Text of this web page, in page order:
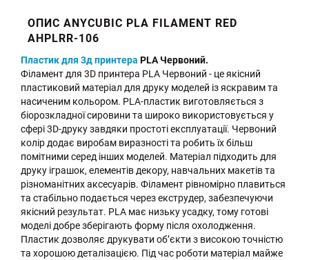
ОПИС ANYCUBIC PLA FILAMENT RED
AHPLRR-106
Пластик для 3д принтера PLA Червоний.
Філамент для 3D принтера PLA Червоний - це якісний
пластиковий матеріал для друку моделей із яскравим та
насиченим кольором. PLA-пластик виготовляється з
біорозкладної сировини та широко використовується у
сфері 3D-друку завдяки простоті експлуатації. Червоний
колір додає виробам виразності та робить їх більш
помітними серед інших моделей. Матеріал підходить для
друку іграшок, елементів декору, навчальних макетів та
різноманітних аксесуарів. Філамент рівномірно плавиться
та стабільно подається через екструдер, забезпечуючи
якісний результат. PLA має низьку усадку, тому готові
моделі добре зберігають форму після охолодження.
Пластик дозволяє друкувати об’єкти з високою точністю
та хорошою деталізацією. Під час роботи матеріал майже